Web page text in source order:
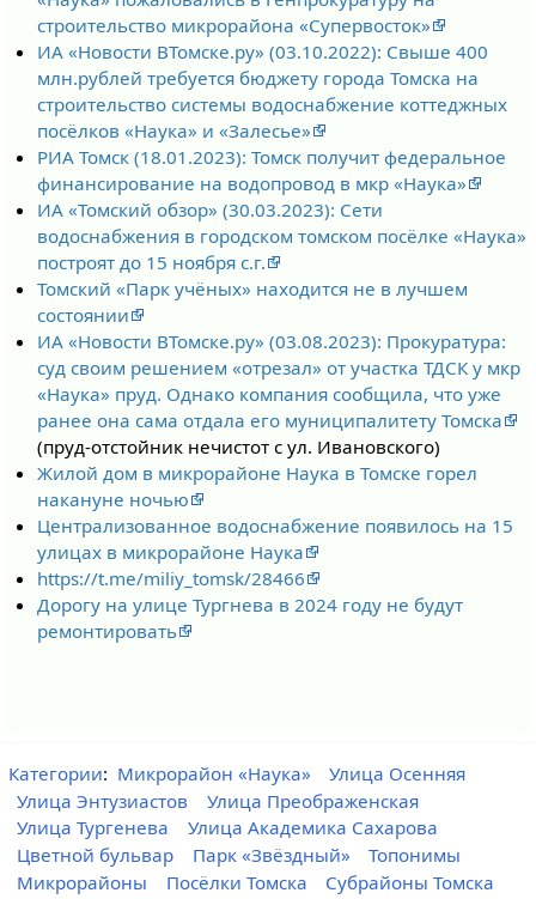
строительство микрорайона «Супервосток»
ИА «Новости ВТомске.ру» (03.10.2022): Свыше 400
млн.рублей требуется бюджету города Томска на
строительство системы водоснабжение коттеджных
посёлков «Наука» и «Залесье»
РИА Томск (18.01.2023): Томск получит федеральное
финансирование на водопровод в мкр «Наука»
ИА «Томский обзор» (30.03.2023): Сети
водоснабжения в городском томском посёлке «Наука»
построят до 15 ноября с.г.
Томский «Парк учёных» находится не в лучшем
состоянии
ИА «Новости ВТомске.ру» (03.08.2023): Прокуратура:
суд своим решением «отрезал» от участка ТДСК у мкр
«Наука» пруд. Однако компания сообщила, что уже
ранее она сама отдала его муниципалитету Томска
(пруд-отстойник нечистот с ул. Ивановского)
Жилой дом в микрорайоне Наука в Томске горел
накануне ночью
Централизованное водоснабжение появилось на 15
улицах в микрорайоне Наука
https://t.me/miliy_tomsk/28466
Дорогу на улице Тургнева в 2024 году не будут
ремонтировать
Категории: Микрорайон «Наука»
Улица Осенняя
Улица Энтузиастов
Улица Преображенская
Улица Тургенева
Улица Академика Сахарова
Цветной бульвар
Парк «Звёздный»
Топонимы
Микрорайоны
Посёлки Томска
Субрайоны Томска